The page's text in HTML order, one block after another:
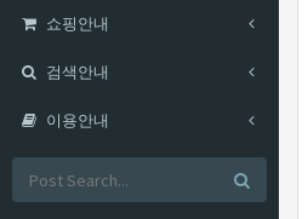
쇼핑안내
검색안내
이용안내